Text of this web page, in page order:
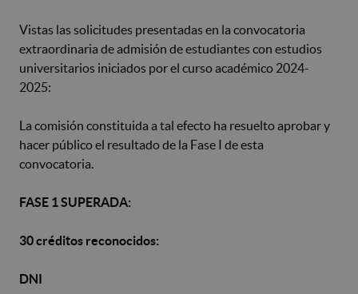
Vistas las solicitudes presentadas en la convocatoria
extraordinaria de admisión de estudiantes con estudios
universitarios iniciados por el curso académico 2024-
2025:
La comisión constituida a tal efecto ha resuelto aprobar y
hacer público el resultado de la Fase I de esta
convocatoria.
FASE 1 SUPERADA:
30 créditos reconocidos:
DNI